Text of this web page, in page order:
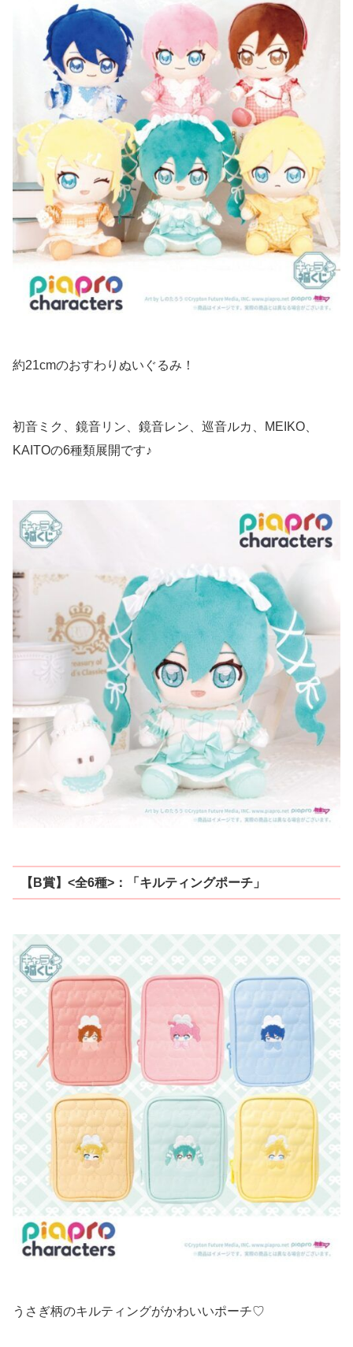
約21cmのおすわりぬいぐるみ！
初音ミク、鏡音リン、鏡音レン、巡音ルカ、MEIKO、
KAITOの6種類展開です♪
【B賞】<全6種>：「キルティングポーチ」
うさぎ柄のキルティングがかわいいポーチ♡